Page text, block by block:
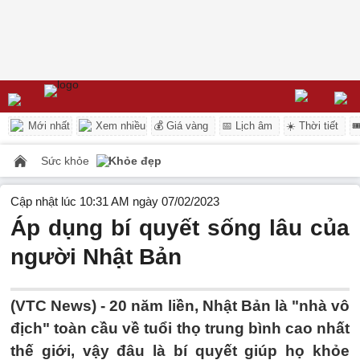
Mới nhất Xem nhiều 💰 Giá vàng 📅 Lịch âm ☀️ Thời tiết
Sức khỏe Khỏe đẹp
Cập nhật lúc 10:31 AM ngày 07/02/2023
Áp dụng bí quyết sống lâu của
người Nhật Bản
(VTC News) -20 năm liền, Nhật Bản là "nhà vô
địch" toàn cầu về tuổi thọ trung bình cao nhất
thế giới, vậy đâu là bí quyết giúp họ khỏe